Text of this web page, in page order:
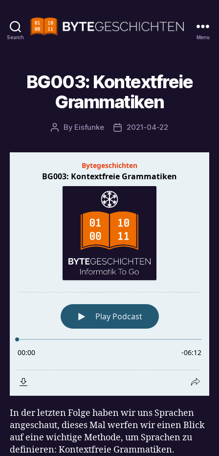
Search Menu
BG003: Kontextfreie
Grammatiken
Post
By Eisfunke
Post2021-04-22
In der letzten Folge haben wir uns Sprachen
angeschaut, dieses Mal werfen wir einen Blick
auf eine wichtige Methode, um Sprachen zu
definieren: Kontextfreie Grammatiken.